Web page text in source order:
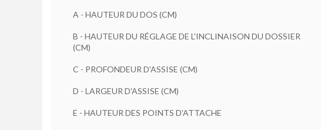
A - HAUTEUR DU DOS (CM)
B - HAUTEUR DU RÉGLAGE DE L'INCLINAISON DU DOSSIER
(CM)
C - PROFONDEUR D'ASSISE (CM)
D - LARGEUR D'ASSISE (CM)
E - HAUTEUR DES POINTS D'ATTACHE